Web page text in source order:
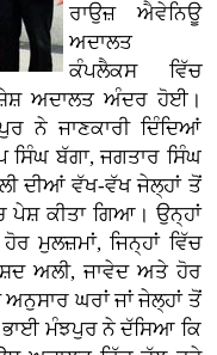
ਰਾਉਜ਼ ਐਵੇਨਿਊ
ਅਦਾਲਤ
ਕੰਪਲੈਕਸ ਵਿੱਚ
ਅਦਾਲਤ ਅੰਦਰ ਹੋਈ।
ਨੇ ਜਾਣਕਾਰੀ ਦਿੰਦਿਆਂ
ਸਿੰਘ ਬੱਗਾ, ਜਗਤਾਰ ਸਿੰਘ
ਦੀਆਂ ਵੱਖ-ਵੱਖ ਜੇਲ੍ਹਾਂ ਤੋਂ
ਪੇਸ਼ ਕੀਤਾ ਗਿਆ। ਉਨ੍ਹਾਂ
ਮੁਲਜ਼ਮਾਂ, ਜਿਨ੍ਹਾਂ ਵਿੱਚ
ਅਲੀ, ਜਾਵੇਦ ਅਤੇ ਹੋਰ
ਘਰਾਂ ਜਾਂ ਜੇਲ੍ਹਾਂ ਤੋਂ
ਭਾਈ ਮੰਝਪੁਰ ਨੇ ਦੱਸਿਆ ਕਿ